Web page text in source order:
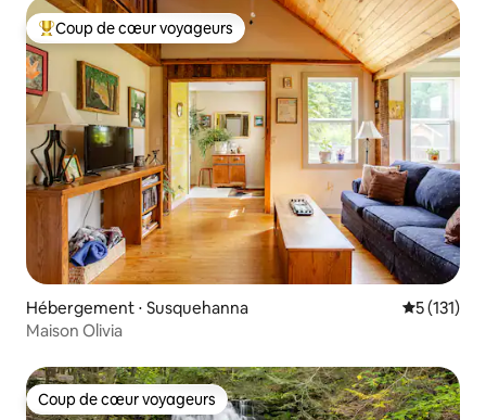
Coups de cœur voyageurs les plus appréciés
Coup de cœur voyageurs
Hébergement ⋅ Susquehanna Évaluation
5 (131)
Maison Olivia
Coup de cœur voyageurs
Coup de cœur voyageurs